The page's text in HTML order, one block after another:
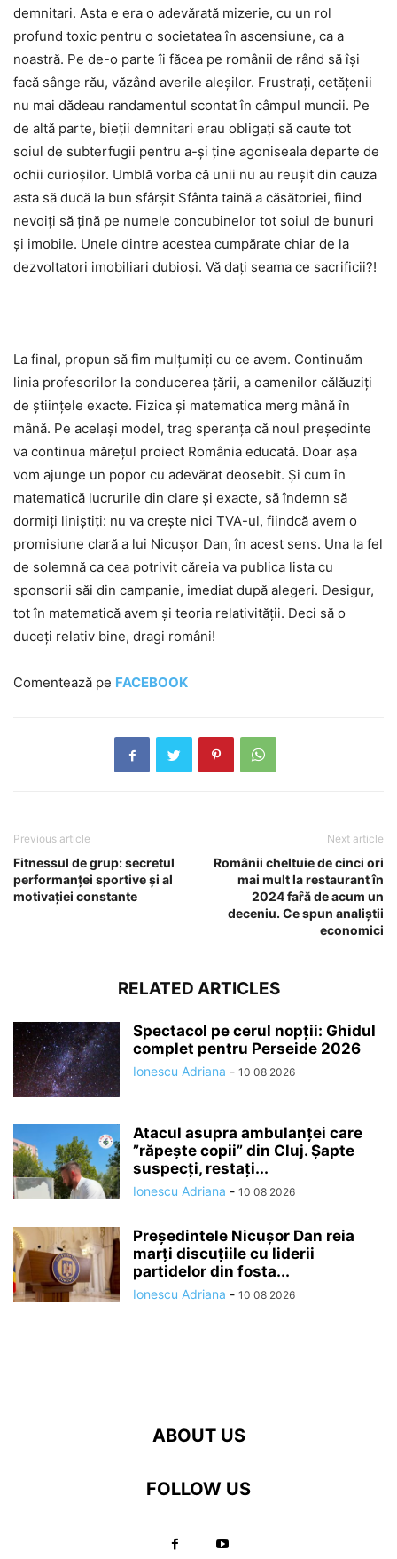
demnitari. Asta e era o adevărată mizerie, cu un rol
profund toxic pentru o societatea în ascensiune, ca a
noastră. Pe de-o parte îi făcea pe românii de rând să își
facă sânge rău, văzând averile aleșilor. Frustrați, cetățenii
nu mai dădeau randamentul scontat în câmpul muncii. Pe
de altă parte, bieții demnitari erau obligați să caute tot
soiul de subterfugii pentru a-și ține agoniseala departe de
ochii curioșilor. Umblă vorba că unii nu au reușit din cauza
asta să ducă la bun sfârșit Sfânta taină a căsătoriei, fiind
nevoiți să țină pe numele concubinelor tot soiul de bunuri
și imobile. Unele dintre acestea cumpărate chiar de la
dezvoltatori imobiliari dubioși. Vă dați seama ce sacrificii?!
La final, propun să fim mulțumiți cu ce avem. Continuăm
linia profesorilor la conducerea țării, a oamenilor călăuziți
de științele exacte. Fizica și matematica merg mână în
mână. Pe același model, trag speranța că noul președinte
va continua mărețul proiect România educată. Doar așa
vom ajunge un popor cu adevărat deosebit. Și cum în
matematică lucrurile din clare și exacte, să îndemn să
dormiți liniștiți: nu va crește nici TVA-ul, fiindcă avem o
promisiune clară a lui Nicușor Dan, în acest sens. Una la fel
de solemnă ca cea potrivit căreia va publica lista cu
sponsorii săi din campanie, imediat după alegeri. Desigur,
tot în matematică avem și teoria relativității. Deci să o
duceți relativ bine, dragi români!
Comentează pe FACEBOOK
Previous article
Fitnessul de grup: secretul
performanței sportive și al
motivației constante
Next article
Românii cheltuie de cinci ori
mai mult la restaurant în
2024 faȓă de acum un
deceniu. Ce spun analiștii
economici
RELATED ARTICLES
Spectacol pe cerul nopții: Ghidul
complet pentru Perseide 2026
Ionescu Adriana - 10 08 2026
Atacul asupra ambulanței care
”răpește copii” din Cluj. Șapte
suspecți, restați...
Ionescu Adriana - 10 08 2026
Președintele Nicușor Dan reia
marți discuțiile cu liderii
partidelor din fosta...
Ionescu Adriana - 10 08 2026
ABOUT US
FOLLOW US